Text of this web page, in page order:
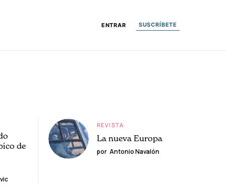
ENTRAR SUSCRÍBETE
de
REVISTA
La nueva Europa
por Antonio Navalón